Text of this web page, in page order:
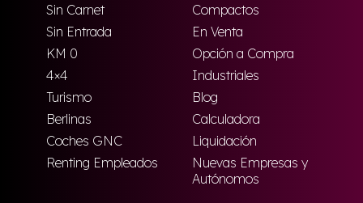
Sin Carnet
Compactos
Sin Entrada
En Venta
KM 0
Opción a Compra
4×4
Industriales
Turismo
Blog
Berlinas
Calculadora
Coches GNC
Liquidación
Renting Empleados
Nuevas Empresas y
Autónomos